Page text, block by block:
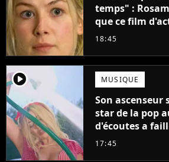
temps" :
que ce film
fiction avec
18:45
player2 MUSIQUE
Son ascenseur
star de la pop
d'écoutes a
pensais ne
17:45